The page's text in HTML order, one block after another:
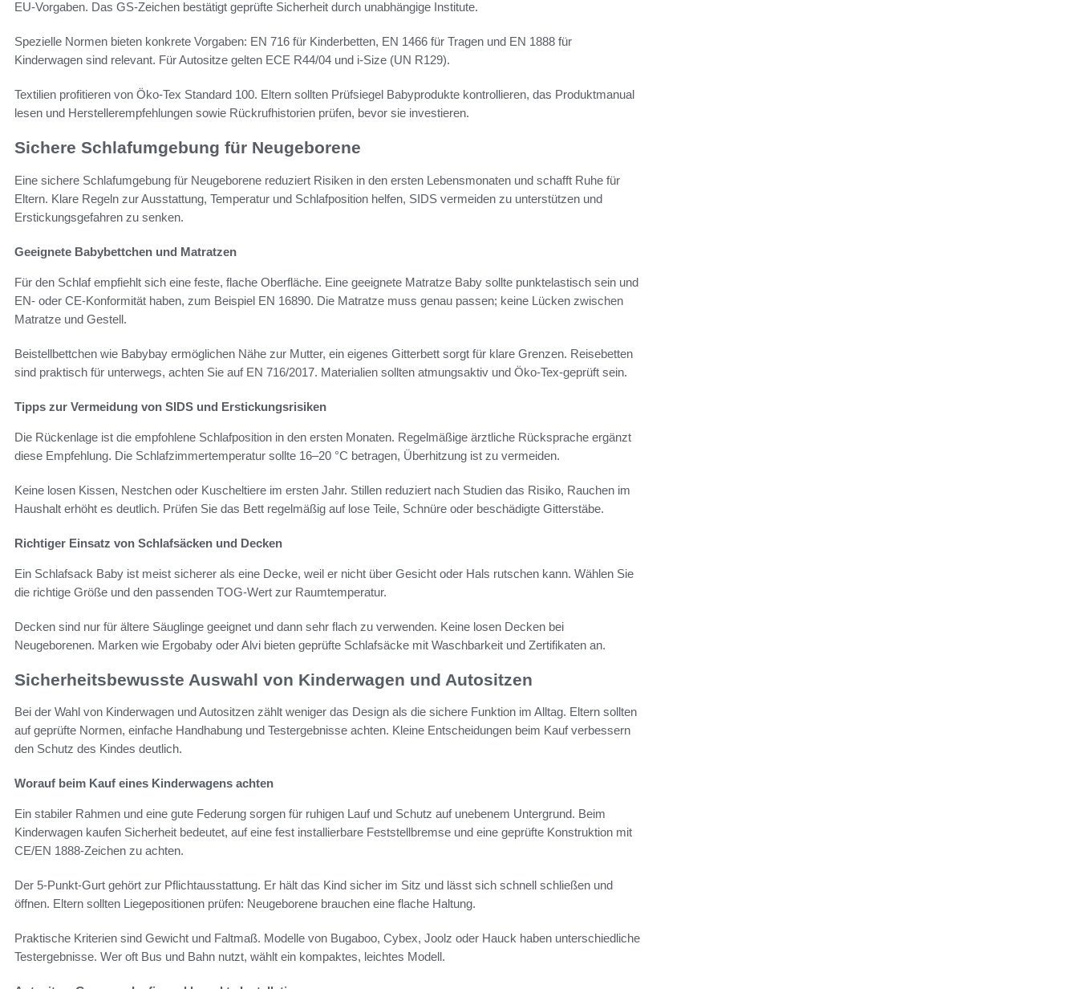
EU-Vorgaben. Das GS-Zeichen bestätigt geprüfte Sicherheit durch unabhängige Institute.
Spezielle Normen bieten konkrete Vorgaben: EN 716 für Kinderbetten, EN 1466 für Tragen und EN 1888 für
Kinderwagen sind relevant. Für Autositze gelten ECE R44/04 und i-Size (UN R129).
Textilien profitieren von Öko-Tex Standard 100. Eltern sollten Prüfsiegel Babyprodukte kontrollieren, das Produktmanual
lesen und Herstellerempfehlungen sowie Rückrufhistorien prüfen, bevor sie investieren.
Sichere Schlafumgebung für Neugeborene
Eine sichere Schlafumgebung für Neugeborene reduziert Risiken in den ersten Lebensmonaten und schafft Ruhe für
Eltern. Klare Regeln zur Ausstattung, Temperatur und Schlafposition helfen, SIDS vermeiden zu unterstützen und
Erstickungsgefahren zu senken.
Geeignete Babybettchen und Matratzen
Für den Schlaf empfiehlt sich eine feste, flache Oberfläche. Eine geeignete Matratze Baby sollte punktelastisch sein und
EN- oder CE-Konformität haben, zum Beispiel EN 16890. Die Matratze muss genau passen; keine Lücken zwischen
Matratze und Gestell.
Beistellbettchen wie Babybay ermöglichen Nähe zur Mutter, ein eigenes Gitterbett sorgt für klare Grenzen. Reisebetten
sind praktisch für unterwegs, achten Sie auf EN 716/2017. Materialien sollten atmungsaktiv und Öko‑Tex-geprüft sein.
Tipps zur Vermeidung von SIDS und Erstickungsrisiken
Die Rückenlage ist die empfohlene Schlafposition in den ersten Monaten. Regelmäßige ärztliche Rücksprache ergänzt
diese Empfehlung. Die Schlafzimmertemperatur sollte 16–20 °C betragen, Überhitzung ist zu vermeiden.
Keine losen Kissen, Nestchen oder Kuscheltiere im ersten Jahr. Stillen reduziert nach Studien das Risiko, Rauchen im
Haushalt erhöht es deutlich. Prüfen Sie das Bett regelmäßig auf lose Teile, Schnüre oder beschädigte Gitterstäbe.
Richtiger Einsatz von Schlafsäcken und Decken
Ein Schlafsack Baby ist meist sicherer als eine Decke, weil er nicht über Gesicht oder Hals rutschen kann. Wählen Sie
die richtige Größe und den passenden TOG‑Wert zur Raumtemperatur.
Decken sind nur für ältere Säuglinge geeignet und dann sehr flach zu verwenden. Keine losen Decken bei
Neugeborenen. Marken wie Ergobaby oder Alvi bieten geprüfte Schlafsäcke mit Waschbarkeit und Zertifikaten an.
Sicherheitsbewusste Auswahl von Kinderwagen und Autositzen
Bei der Wahl von Kinderwagen und Autositzen zählt weniger das Design als die sichere Funktion im Alltag. Eltern sollten
auf geprüfte Normen, einfache Handhabung und Testergebnisse achten. Kleine Entscheidungen beim Kauf verbessern
den Schutz des Kindes deutlich.
Worauf beim Kauf eines Kinderwagens achten
Ein stabiler Rahmen und eine gute Federung sorgen für ruhigen Lauf und Schutz auf unebenem Untergrund. Beim
Kinderwagen kaufen Sicherheit bedeutet, auf eine fest installierbare Feststellbremse und eine geprüfte Konstruktion mit
CE/EN 1888-Zeichen zu achten.
Der 5-Punkt-Gurt gehört zur Pflichtausstattung. Er hält das Kind sicher im Sitz und lässt sich schnell schließen und
öffnen. Eltern sollten Liegepositionen prüfen: Neugeborene brauchen eine flache Haltung.
Praktische Kriterien sind Gewicht und Faltmaß. Modelle von Bugaboo, Cybex, Joolz oder Hauck haben unterschiedliche
Testergebnisse. Wer oft Bus und Bahn nutzt, wählt ein kompaktes, leichtes Modell.